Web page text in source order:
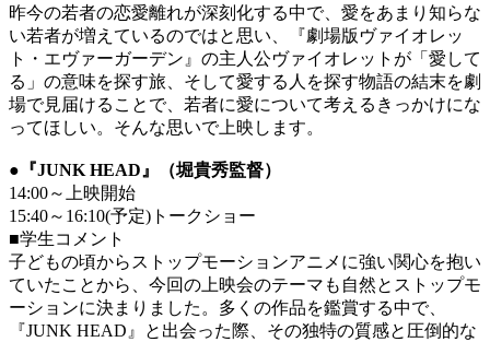
昨今の若者の恋愛離れが深刻化する中で、愛をあまり知らな
い若者が増えているのではと思い、『劇場版ヴァイオレッ
ト・エヴァーガーデン』の主人公ヴァイオレットが「愛して
る」の意味を探す旅、そして愛する人を探す物語の結末を劇
場で見届けることで、若者に愛について考えるきっかけにな
ってほしい。そんな思いで上映します。
●『JUNK HEAD』（堀貴秀監督）
14:00～上映開始
15:40～16:10(予定)トークショー
■学生コメント
子どもの頃からストップモーションアニメに強い関心を抱い
ていたことから、今回の上映会のテーマも自然とストップモ
ーションに決まりました。多くの作品を鑑賞する中で、
『JUNK HEAD』と出会った際、その独特の質感と圧倒的な